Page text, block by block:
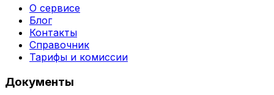
О сервисе
Блог
Контакты
Справочник
Тарифы и комиссии
Документы